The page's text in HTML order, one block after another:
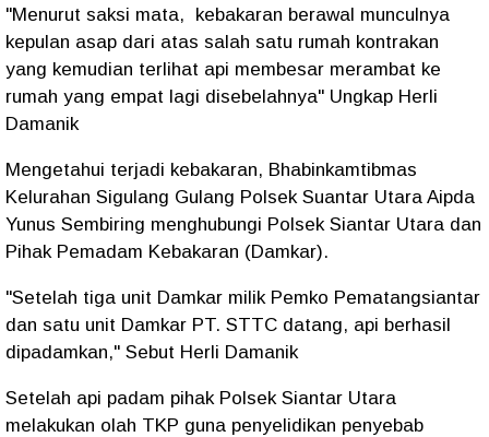
"Menurut saksi mata, kebakaran berawal munculnya
kepulan asap dari atas salah satu rumah kontrakan
yang kemudian terlihat api membesar merambat ke
rumah yang empat lagi disebelahnya" Ungkap Herli
Damanik
Mengetahui terjadi kebakaran, Bhabinkamtibmas
Kelurahan Sigulang Gulang Polsek Suantar Utara Aipda
Yunus Sembiring menghubungi Polsek Siantar Utara dan
Pihak Pemadam Kebakaran (Damkar).
"Setelah tiga unit Damkar milik Pemko Pematangsiantar
dan satu unit Damkar PT. STTC datang, api berhasil
dipadamkan," Sebut Herli Damanik
Setelah api padam pihak Polsek Siantar Utara
melakukan olah TKP guna penyelidikan penyebab